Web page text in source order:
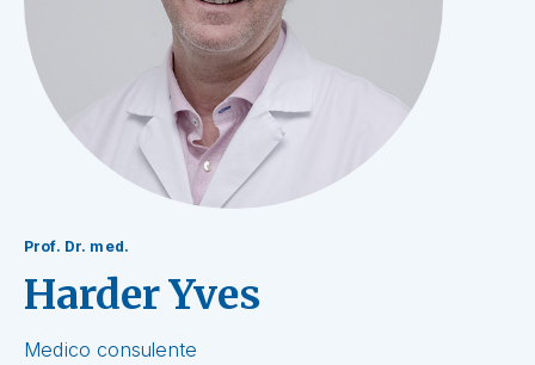
Prof. Dr. med.
Harder Yves
Medico consulente